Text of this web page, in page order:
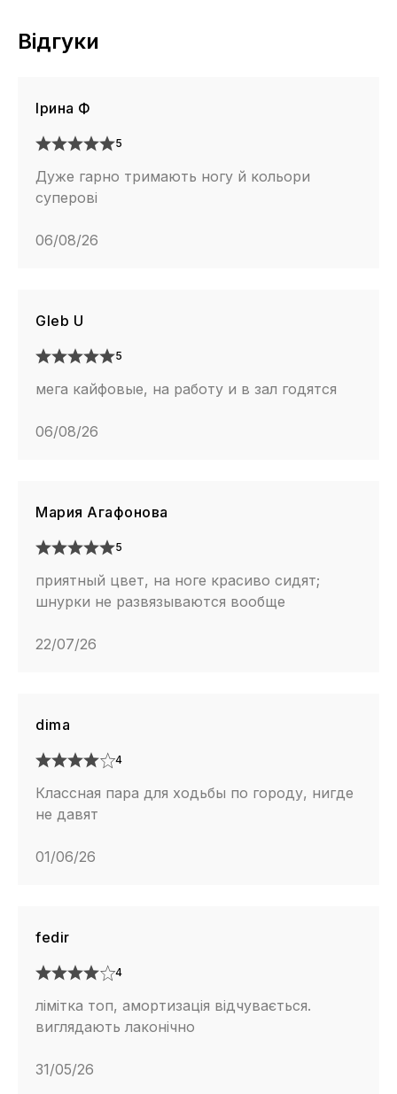
Відгуки
Ірина Ф
5
Дуже гарно тримають ногу й кольори
суперові
06/08/26
Gleb U
5
мега кайфовые, на работу и в зал годятся
06/08/26
Мария Агафонова
5
приятный цвет, на ноге красиво сидят;
шнурки не развязываются вообще
22/07/26
dima
4
Классная пара для ходьбы по городу, нигде
не давят
01/06/26
fedir
4
лімітка топ, амортизація відчувається.
виглядають лаконічно
31/05/26